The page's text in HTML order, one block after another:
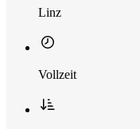
Linz
Vollzeit